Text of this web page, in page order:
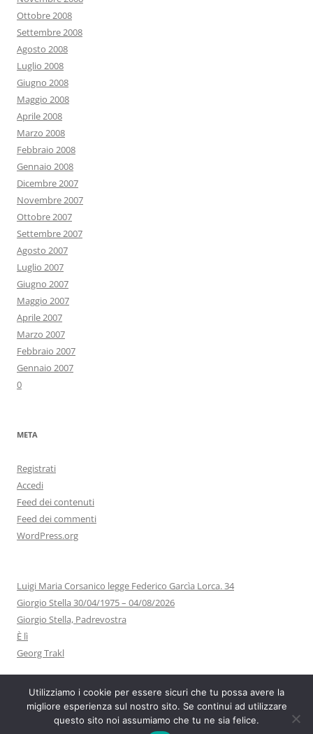
Ottobre 2008
Settembre 2008
Agosto 2008
Luglio 2008
Giugno 2008
Maggio 2008
Aprile 2008
Marzo 2008
Febbraio 2008
Gennaio 2008
Dicembre 2007
Novembre 2007
Ottobre 2007
Settembre 2007
Agosto 2007
Luglio 2007
Giugno 2007
Maggio 2007
Aprile 2007
Marzo 2007
Febbraio 2007
Gennaio 2007
0
META
Registrati
Accedi
Feed dei contenuti
Feed dei commenti
WordPress.org
Luigi Maria Corsanico legge Federico Garcìa Lorca. 34
Giorgio Stella 30/04/1975 – 04/08/2026
Giorgio Stella, Padrevostra
È lì
Georg Trakl
Utilizziamo i cookie per essere sicuri che tu possa avere la
migliore esperienza sul nostro sito. Se continui ad utilizzare
questo sito noi assumiamo che tu ne sia felice.